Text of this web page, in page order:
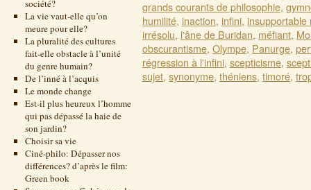
société?
La vie vaut-elle qu’on
meure pour elle?
La pluralité des cultures
fait-elle obstacle à l’unité
du genre humain?
De l’inné à l’acquis
Le monde change
Est-il plus heureux l’homme
qui pas dépassé la haie de
son jardin?
Choisir sa vie
Ciné-philo: Dépasser nos
différences? d’après le film:
Green book
grands courants de philosophie,
humilité, inaction, infini,
irrésolu, l'âne de Buridan, méfiant,
obscurantisme, Olympe, Panurge,
régression à l'infini, scepticisme,
sujet, synonyme, théniens, timoré,